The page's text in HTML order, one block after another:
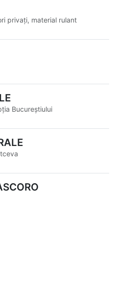
privați, material rulant
Bucureștiului